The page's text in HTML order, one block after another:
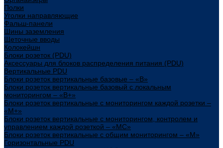
Полки
Уголки направляющие
Фальш-панели
Шины заземления
Щеточные вводы
Колокейшн
Блоки розеток (PDU)
Аксессуары для блоков распределения питания (PDU)
Вертикальные PDU
Блоки розеток вертикальные базовые – «В»
Блоки розеток вертикальные базовый с локальным
мониторингом – «В+»
Блоки розеток вертикальные с мониторингом каждой розетки –
«М+»
Блоки розеток вертикальные с мониторингом, контролем и
управлением каждой розеткой – «МС»
Блоки розеток вертикальные с общим мониторингом – «М»
Горизонтальные PDU